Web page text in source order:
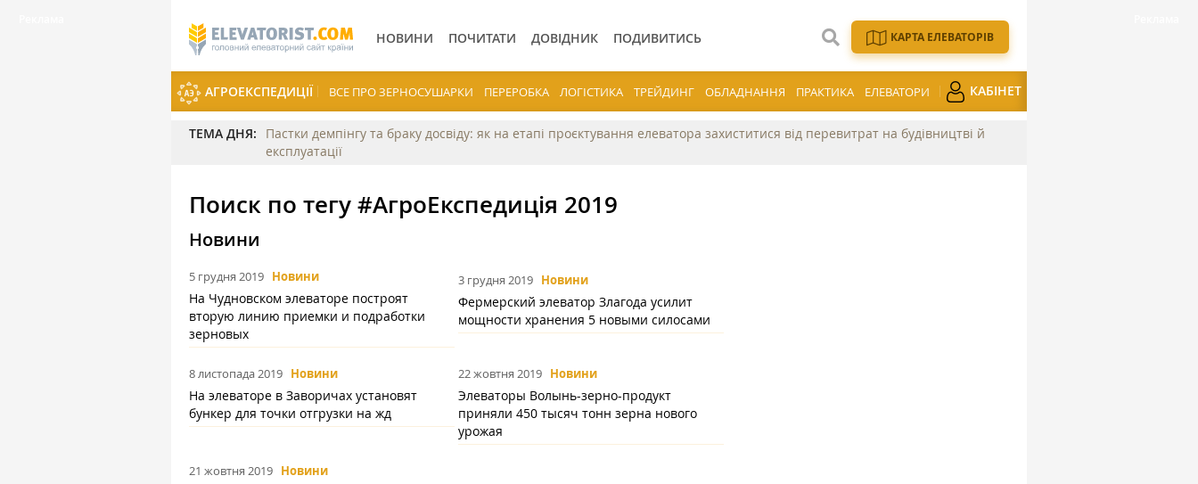
НОВИНИ ПОЧИТАТИ ДОВІДНИК ПОДИВИТИСЬ КАРТА ЕЛЕВАТОРІВ
АГРОЕКСПЕДИЦІЇ ВСЕ ПРО ЗЕРНОСУШАРКИ ПЕРЕРОБКА ЛОГІСТИКА ТРЕЙДИНГ ОБЛАДНАННЯ ПРАКТИКА ЕЛЕВАТОРИ КАБІНЕТ
ТЕМА ДНЯ:
Пастки демпінгу та браку досвіду: як на етапі проєктування елеватора захиститися від перевитрат на будівництві й
експлуатації
Поиск по тегу #АгроЕкспедиція 2019
Новини
5 грудня 2019 Новини
На Чудновском элеваторе построят
вторую линию приемки и подработки
зерновых
3 грудня 2019 Новини
Фермерский элеватор Злагода усилит
мощности хранения 5 новыми силосами
8 листопада 2019 Новини
На элеваторе в Заворичах установят
бункер для точки отгрузки на жд
22 жовтня 2019 Новини
Элеваторы Волынь-зерно-продукт
приняли 450 тысяч тонн зерна нового
урожая
21 жовтня 2019 Новини